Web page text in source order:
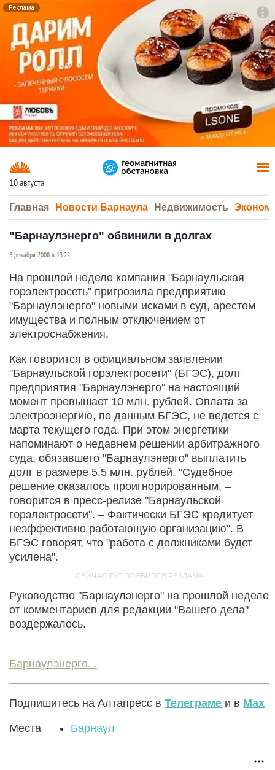
Реклама
10 августа
Главная Новости Барнаула Недвижимость
"Барнаулэнерго" обвинили в долгах
8 декабря 2008 в 13:22
На прошлой неделе компания "Барнаульская
горэлектросеть" пригрозила предприятию
"Барнаулэнерго" новыми исками в суд, арестом
имущества и полным отключением от
электроснабжения.
Как говорится в официальном заявлении
"Барнаульской горэлектросети" (БГЭС), долг
предприятия "Барнаулэнерго" на настоящий
момент превышает 10 млн. рублей. Оплата за
электроэнергию, по данным БГЭС, не ведется с
марта текущего года. При этом энергетики
напоминают о недавнем решении арбитражного
суда, обязавшего "Барнаулэнерго" выплатить
долг в размере 5,5 млн. рублей. "Судебное
решение оказалось проигнорированным, –
говорится в пресс-релизе "Барнаульской
горэлектросети". – Фактически БГЭС кредитует
неэффективно работающую организацию". В
БГЭС говорят, что "работа с должниками будет
усилена".
Руководство "Барнаулэнерго" на прошлой неделе
от комментариев для редакции "Вашего дела"
воздержалось.
Барнаулэнерго. .
Подпишитесь на Алтапресс в Телеграме и в Max
Места Барнаул